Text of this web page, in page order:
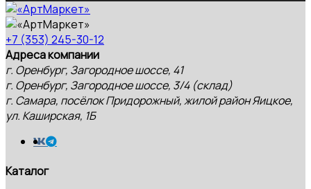
+7 (353) 245-30-12
Адреса компании
г. Оренбург, Загородное шоссе, 41
г. Оренбург, Загородное шоссе, 3/4 (склад)
г. Самара, посёлок Придорожный, жилой район Яицкое,
ул. Каширская, 1Б
Каталог